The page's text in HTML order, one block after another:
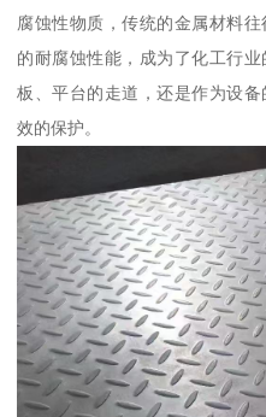
腐蚀性物质，传统的金属材料
的耐腐蚀性能，成为了化工行
板、平台的走道，还是作为设
效的保护。